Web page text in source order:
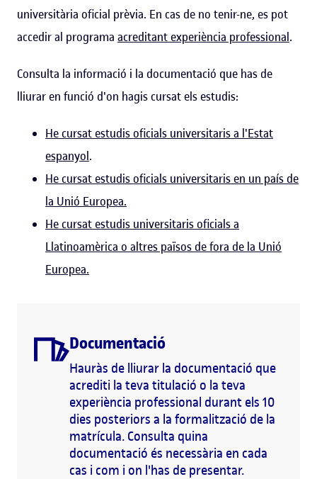
universitària oficial prèvia. En cas de no tenir-ne, es pot
accedir al programa acreditant experiència professional.
Consulta la informació i la documentació que has de
lliurar en funció d'on hagis cursat els estudis:
He cursat estudis oficials universitaris a l'Estat
espanyol.
He cursat estudis oficials universitaris en un país de
la Unió Europea.
He cursat estudis universitaris oficials a
Llatinoamèrica o altres països de fora de la Unió
Europea.
Documentació
Hauràs de lliurar la documentació que
acrediti la teva titulació o la teva
experiència professional durant els 10
dies posteriors a la formalització de la
matrícula. Consulta quina
documentació és necessària en cada
cas i com i on l'has de presentar.